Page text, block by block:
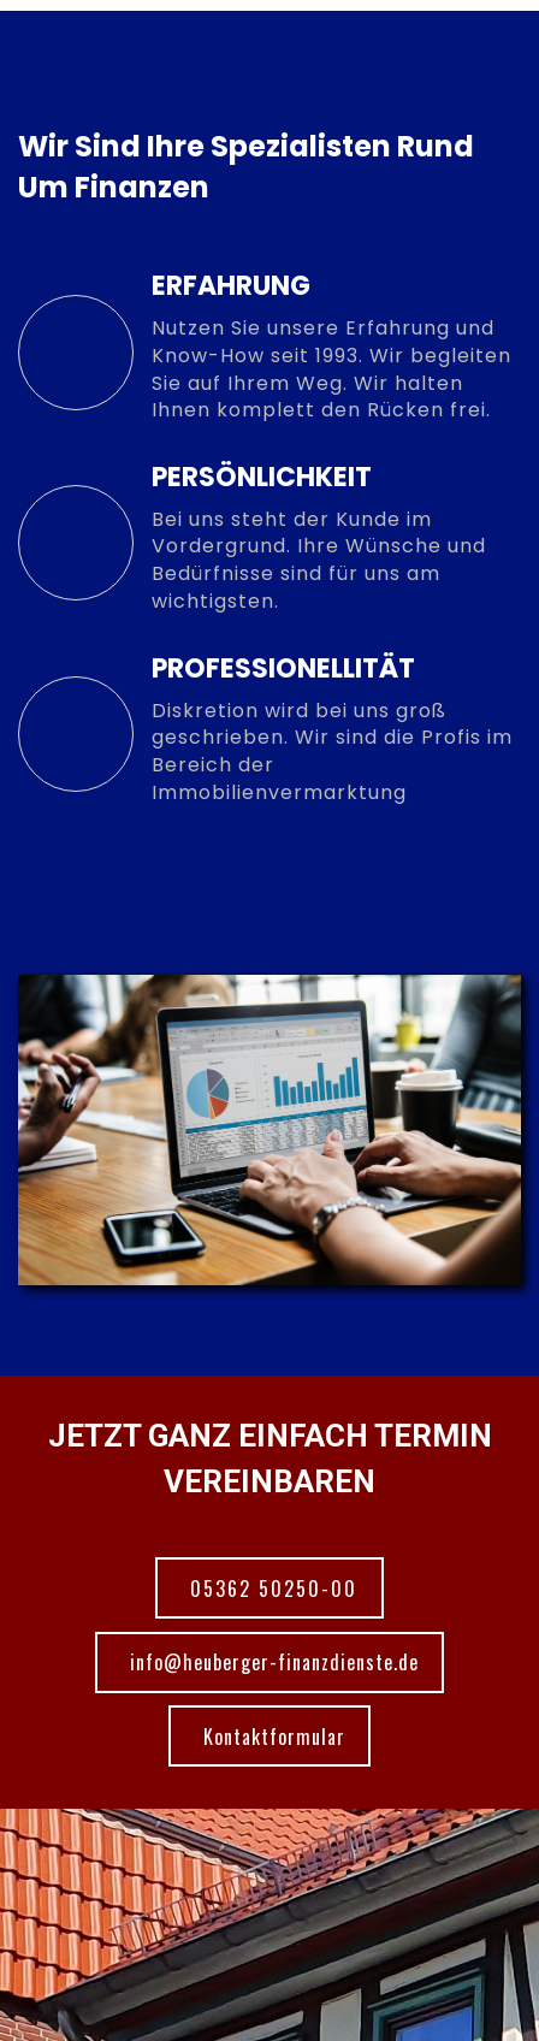
Wir Sind Ihre Spezialisten Rund
Um Finanzen
ERFAHRUNG
Nutzen Sie unsere Erfahrung und
Know-How seit 1993. Wir begleiten
Sie auf Ihrem Weg. Wir halten
Ihnen komplett den Rücken frei.
PERSÖNLICHKEIT
Bei uns steht der Kunde im
Vordergrund. Ihre Wünsche und
Bedürfnisse sind für uns am
wichtigsten.
PROFESSIONELLITÄT
Diskretion wird bei uns groß
geschrieben. Wir sind die Profis im
Bereich der
Immobilienvermarktung
JETZT GANZ EINFACH TERMIN
VEREINBAREN
05362 50250-00
info@heuberger-finanzdienste.de
Kontaktformular